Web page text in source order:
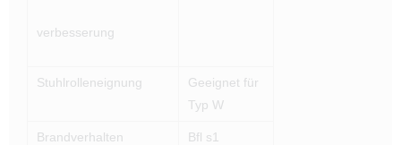
verbesserung
Stuhlrolleneignung
Geeignet für
Typ W
Brandverhalten Bfl s1